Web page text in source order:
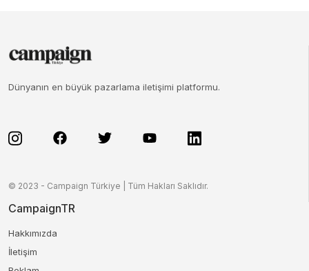
Dünyanın en büyük pazarlama iletişimi platformu.
© 2023 - Campaign Türkiye | Tüm Hakları Saklıdır.
CampaignTR
Hakkımızda
İletişim